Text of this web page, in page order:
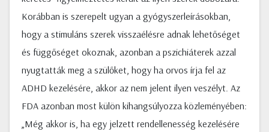
Korábban is szerepelt ugyan a gyógyszerleírásokban,
hogy a stimuláns szerek visszaélésre adnak lehetőséget
és függőséget okoznak, azonban a pszichiáterek azzal
nyugtatták meg a szülőket, hogy ha orvos írja fel az
ADHD kezelésére, akkor az nem jelent ilyen veszélyt. Az
FDA azonban most külön kihangsúlyozza közleményében:
„Még akkor is, ha egy jelzett rendellenesség kezelésére